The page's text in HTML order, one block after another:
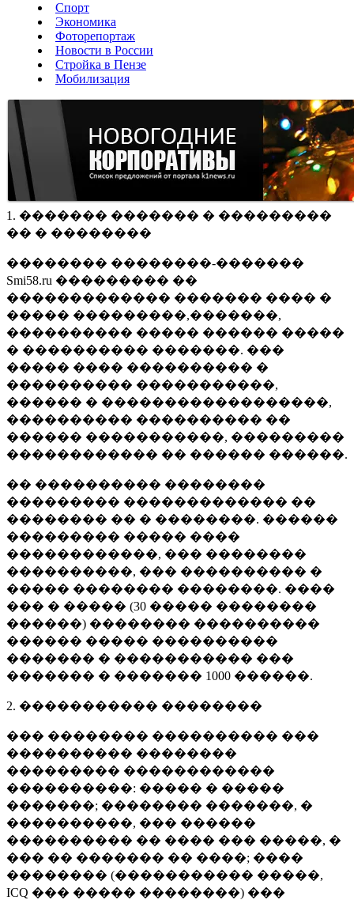
Спорт
Экономика
Фоторепортаж
Новости в России
Стройка в Пензе
Мобилизация
1. ������� ������� � ���������
�� � ��������
�������� ��������-�������
Smi58.ru ��������� ��
������������� ������� ���� �
����� ���������,�������,
���������� ����� ������ �����
� ���������� �������. ���
����� ���� ���������� �
���������� �����������,
������ � ������������������,
���������� ���������� ��
������ �����������, ���������
������������ �� ������ ������.
�� ���������� ��������
��������� ������������� ��
�������� �� � ��������. ������
��������� ����� ����
������������, ��� ��������
����������, ��� ���������� �
����� �������� ��������. ����
��� � ����� (30 ����� ��������
������) �������� ����������
������ ����� ����������
������� � ����������� ���
������� � ������� 1000 ������.
2. ����������� ��������
��� �������� ���������� ���
���������� ��������
��������� ������������
����������: ����� � �����
�������; �������� �������, �
����������, ��� ������
���������� �� ���� ��� �����, �
��� �� ������� �� ����; ����
�������� (����������� �����,
ICQ ��� ����� ��������) ���